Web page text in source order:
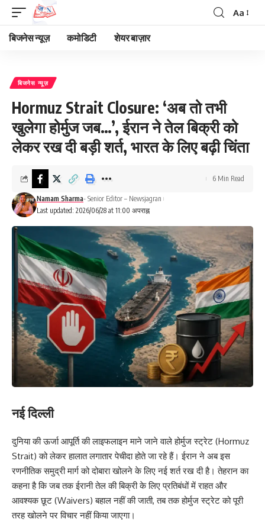
Font
Aa
बिजनेस न्यूज़ कमोडिटी शेयर बाज़ार
बिजनेस न्यूज़
Hormuz Strait Closure: ‘अब तो तभी
खुलेगा होर्मुज जब…’, ईरान ने तेल बिक्री को
लेकर रख दी बड़ी शर्त, भारत के लिए बढ़ी चिंता
Last updated: 2026/06/28 at 11:00 अपराह्न
Namam Sharma- Senior Editor – Newsjagran
6 Min Read
नई दिल्ली
दुनिया की ऊर्जा आपूर्ति की लाइफलाइन माने जाने वाले होर्मुज स्ट्रेट (Hormuz
Strait) को लेकर हालात लगातार पेचीदा होते जा रहे हैं। ईरान ने अब इस
रणनीतिक समुद्री मार्ग को दोबारा खोलने के लिए नई शर्त रख दी है। तेहरान का
कहना है कि जब तक ईरानी तेल की बिक्री के लिए प्रतिबंधों में राहत और
आवश्यक छूट (Waivers) बहाल नहीं की जाती, तब तक होर्मुज स्ट्रेट को पूरी
तरह खोलने पर विचार नहीं किया जाएगा।